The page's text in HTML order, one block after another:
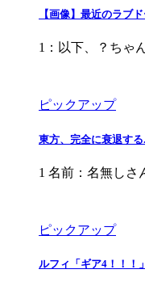
【画像】最近のラブ
1：以下、？ちゃ
ピックアップ
東方、完全に衰退する
1 名前：名無しさ
ピックアップ
ルフィ「ギア4！！！